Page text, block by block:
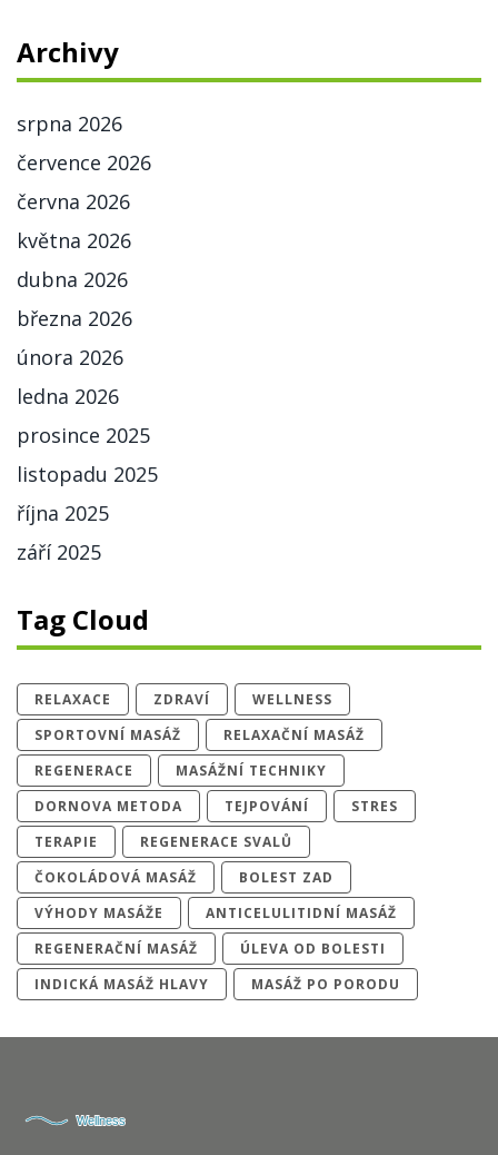
Archivy
srpna 2026
července 2026
června 2026
května 2026
dubna 2026
března 2026
února 2026
ledna 2026
prosince 2025
listopadu 2025
října 2025
září 2025
Tag Cloud
RELAXACE ZDRAVÍ
WELLNESS
SPORTOVNÍ MASÁŽ
RELAXAČNÍ MASÁŽ
REGENERACE
MASÁŽNÍ TECHNIKY
DORNOVA METODA
TEJPOVÁNÍ
STRES
TERAPIE
REGENERACE SVALŮ
ČOKOLÁDOVÁ MASÁŽ
BOLEST ZAD
VÝHODY MASÁŽE
ANTICELULITIDNÍ MASÁŽ
REGENERAČNÍ MASÁŽ
ÚLEVA OD BOLESTI
INDICKÁ MASÁŽ HLAVY
MASÁŽ PO PORODU